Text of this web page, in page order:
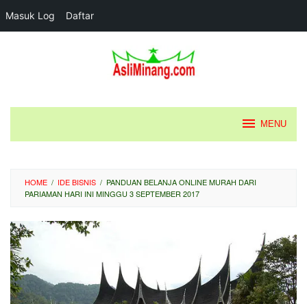
Masuk Log Daftar
MENU
HOME / IDE BISNIS / PANDUAN BELANJA ONLINE MURAH DARI
PARIAMAN HARI INI MINGGU 3 SEPTEMBER 2017